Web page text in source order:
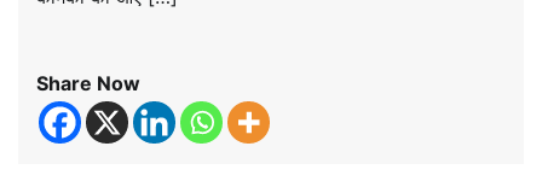
Share Now